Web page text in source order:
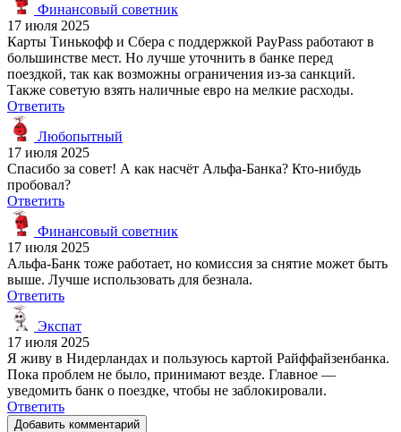
Финансовый советник
17 июля 2025
Карты Тинькофф и Сбера с поддержкой PayPass работают в
большинстве мест. Но лучше уточнить в банке перед
поездкой, так как возможны ограничения из-за санкций.
Также советую взять наличные евро на мелкие расходы.
Ответить
Любопытный
17 июля 2025
Спасибо за совет! А как насчёт Альфа-Банка? Кто-нибудь
пробовал?
Ответить
Финансовый советник
17 июля 2025
Альфа-Банк тоже работает, но комиссия за снятие может быть
выше. Лучше использовать для безнала.
Ответить
Экспат
17 июля 2025
Я живу в Нидерландах и пользуюсь картой Райффайзенбанка.
Пока проблем не было, принимают везде. Главное —
уведомить банк о поездке, чтобы не заблокировали.
Ответить
Добавить комментарий